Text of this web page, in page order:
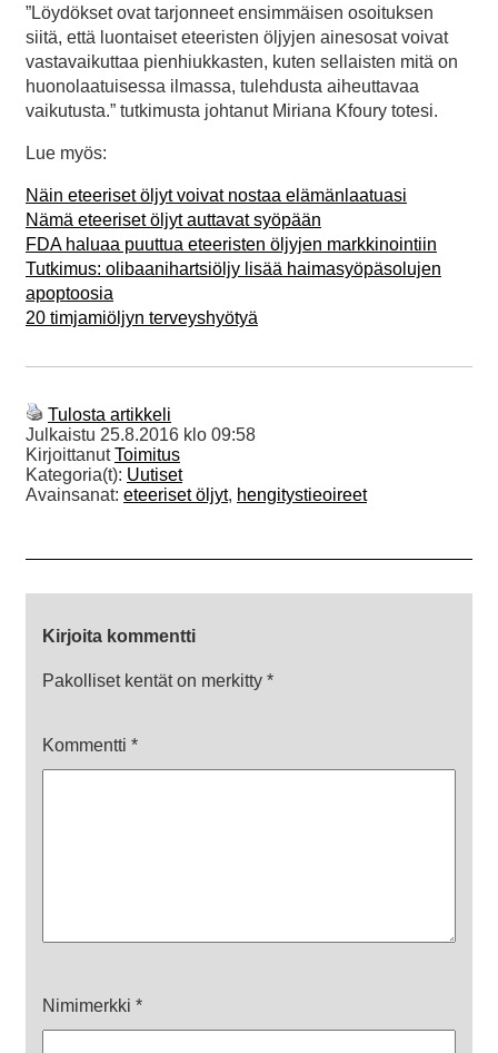
”Löydökset ovat tarjonneet ensimmäisen osoituksen
siitä, että luontaiset eteeristen öljyjen ainesosat voivat
vastavaikuttaa pienhiukkasten, kuten sellaisten mitä on
huonolaatuisessa ilmassa, tulehdusta aiheuttavaa
vaikutusta.” tutkimusta johtanut Miriana Kfoury totesi.
Lue myös:
Näin eteeriset öljyt voivat nostaa elämänlaatuasi
Nämä eteeriset öljyt auttavat syöpään
FDA haluaa puuttua eteeristen öljyjen markkinointiin
Tutkimus: olibaanihartsiöljy lisää haimasyöpäsolujen
apoptoosia
20 timjamiöljyn terveyshyötyä
Tulosta artikkeli
Julkaistu 25.8.2016 klo 09:58
KirjoittanutToimitus
Kategoria(t): Uutiset
Avainsanat: eteeriset öljyt, hengitystieoireet
Kirjoita kommentti
Pakolliset kentät on merkitty *
Kommentti *
Nimimerkki *